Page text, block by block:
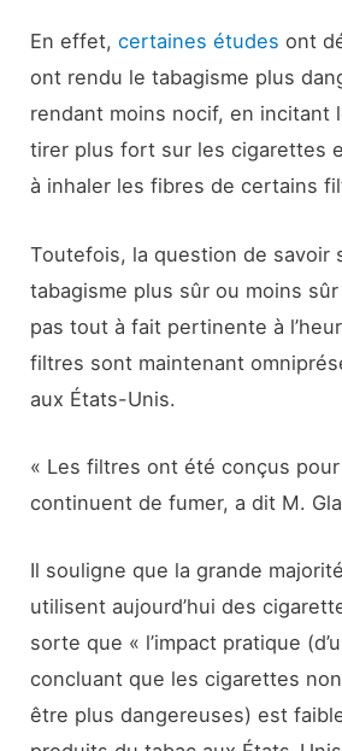
En effet,certaines études ont
ont rendu le tabagisme plus
rendant moins nocif, en incitant
tirer plus fort sur les cigarettes
à inhaler les fibres de certains
Toutefois, la question de savoir
tabagisme plus sûr ou moins
pas tout à fait pertinente à
filtres sont maintenant
aux États-Unis.
« Les filtres ont été conçus
continuent de fumer, a dit M.
Il souligne que la grande
utilisent aujourd’hui des
sorte que « l’impact pratique
concluant que les cigarettes
être plus dangereuses) est